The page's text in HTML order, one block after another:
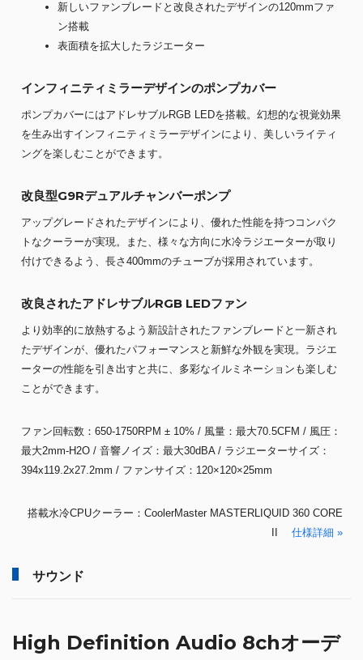
新しいファンブレードと改良されたデザインの120mmファ
ン搭載
表面積を拡大したラジエーター
インフィニティミラーデザインのポンプカバー
ポンプカバーにはアドレサブルRGB LEDを搭載。幻想的な視覚効果
を生み出すインフィニティミラーデザインにより、美しいライティ
ングを楽しむことができます。
改良型G9Rデュアルチャンバーポンプ
アップグレードされたデザインにより、優れた性能を持つコンパク
トなクーラーが実現。また、様々な方向に水冷ラジエーターが取り
付けできるよう、長さ400mmのチューブが採用されています。
改良されたアドレサブルRGB LEDファン
より効率的に放熱するよう新設計されたファンブレードと一新され
たデザインが、優れたパフォーマンスと新鮮な外観を実現。ラジエ
ーターの性能を引き出すと共に、多彩なイルミネーションも楽しむ
ことができます。
ファン回転数：650-1750RPM ± 10% / 風量：最大70.5CFM / 風圧：
最大2mm-H2O / 音響ノイズ：最大30dBA / ラジエーターサイズ：
394x119.2x27.2mm / ファンサイズ：120×120×25mm
搭載水冷CPUクーラー：CoolerMaster MASTERLIQUID 360 CORE
仕様詳細 »
サウンド
High Definition Audio 8chオーデ